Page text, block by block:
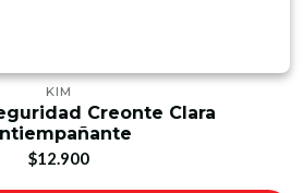
KIM
Creonte Clara
$12.900